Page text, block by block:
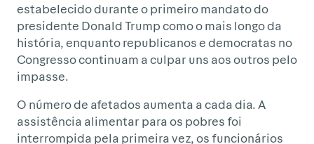
estabelecido durante o primeiro mandato do
presidente Donald Trump como o mais longo da
história, enquanto republicanos e democratas no
Congresso continuam a culpar uns aos outros pelo
impasse.
O número de afetados aumenta a cada dia. A
assistência alimentar para os pobres foi
interrompida pela primeira vez, os funcionários